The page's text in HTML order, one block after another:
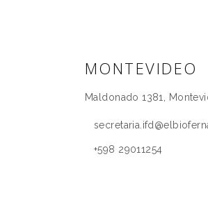
MONTEVIDEO
Maldonado 1381,
+598 29011254